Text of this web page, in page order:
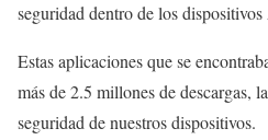
seguridad dentro de los
Estas aplicaciones que se
más de 2.5 millones de descargas,
seguridad de nuestros dispositivos.